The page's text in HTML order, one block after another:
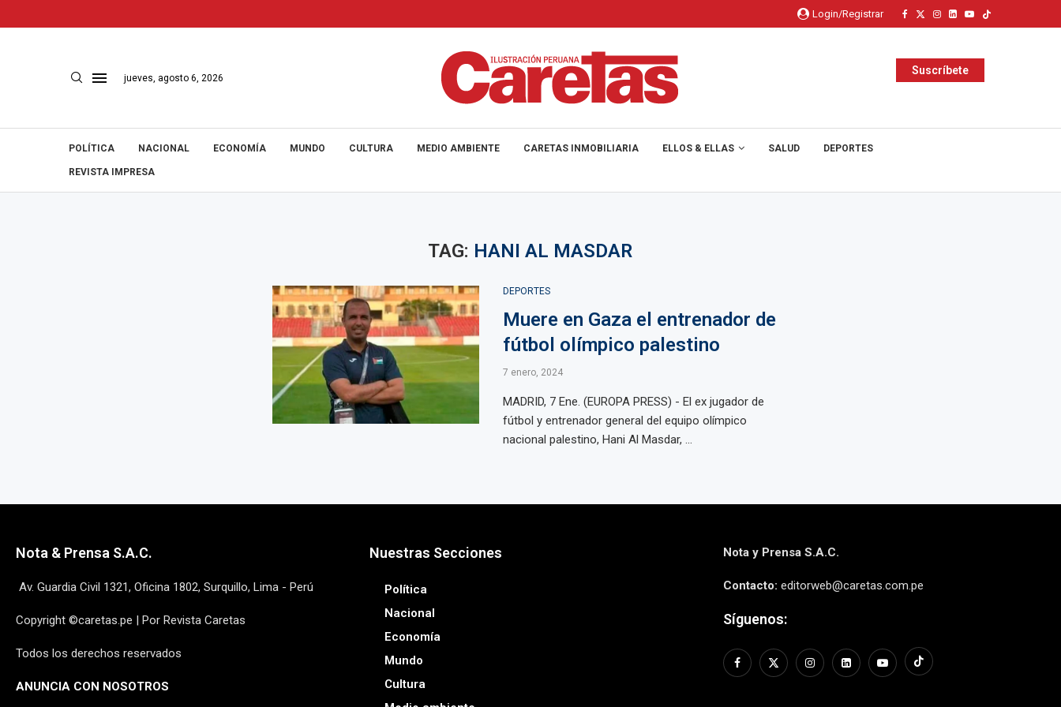
Login/Registrar
jueves, agosto 6, 2026
Suscríbete
POLÍTICA NACIONAL ECONOMÍA MUNDO CULTURA MEDIO AMBIENTE CARETAS INMOBILIARIA ELLOS & ELLAS SALUD DEPORTES
REVISTA IMPRESA
TAG: HANI AL MASDAR
DEPORTES
Muere en Gaza el entrenador de
fútbol olímpico palestino
7 enero, 2024
MADRID, 7 Ene. (EUROPA PRESS) - El ex jugador de
fútbol y entrenador general del equipo olímpico
nacional palestino, Hani Al Masdar, ...
Nota & Prensa S.A.C.
Av. Guardia Civil 1321, Oficina 1802, Surquillo, Lima - Perú
Copyright ©caretas.pe | Por Revista Caretas
Todos los derechos reservados
ANUNCIA CON NOSOTROS
Nuestras Secciones
Política
Nacional
Economía
Mundo
Cultura
Nota y Prensa S.A.C.
Contacto: editorweb@caretas.com.pe
Síguenos: